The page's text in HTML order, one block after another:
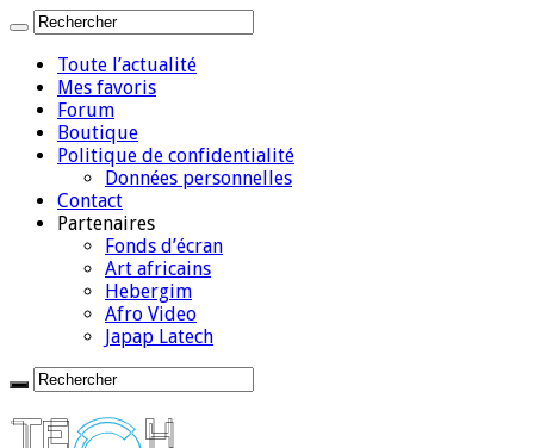
Toute l’actualité
Mes favoris
Forum
Boutique
Politique de confidentialité
Données personnelles
Contact
Partenaires
Fonds d’écran
Art africains
Hebergim
Afro Video
Japap Latech